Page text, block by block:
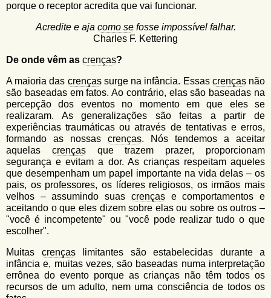
porque o receptor acredita que vai funcionar.
Acredite e aja como sefosse impossível falhar.
Charles F. Kettering
De onde vêm as crenças?
A maioria das crençassurge na infância. Essas crençasnão
são baseadas em fatos. Ao contrário, elas são baseadas na
percepção dos eventos no momento em que eles se
realizaram. As generalizações são feitas a partir de
experiências traumáticas ou através de tentativas e erros,
formando as nossas crenças. Nós tendemos a aceitar
aquelas crençasque trazem prazer, proporcionam
segurança e evitam a dor. As crianças respeitam aqueles
que desempenham um papel importante na vida delas – os
pais, os professores, os líderes religiosos, os irmãos mais
velhos – assumindo suas crençase comportamentos e
aceitando o que eles dizem sobre elas ou sobre os outros –
"você é incompetente" ou "você pode realizar tudo o que
escolher".
Muitas crençaslimitantes são estabelecidas durante a
infância e, muitas vezes, são baseadas numa interpretação
errônea do evento porque as crianças não têm todos os
recursos de um adulto, nem uma consciência de todos os